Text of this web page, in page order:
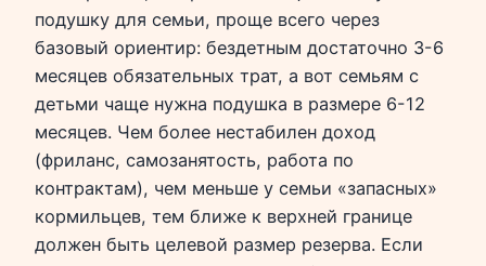
подушку для семьи, проще всего через
базовый ориентир: бездетным достаточно 3-6
месяцев обязательных трат, а вот семьям с
детьми чаще нужна подушка в размере 6-12
месяцев. Чем более нестабилен доход
(фриланс, самозанятость, работа по
контрактам), чем меньше у семьи «запасных»
кормильцев, тем ближе к верхней границе
должен быть целевой размер резерва. Если